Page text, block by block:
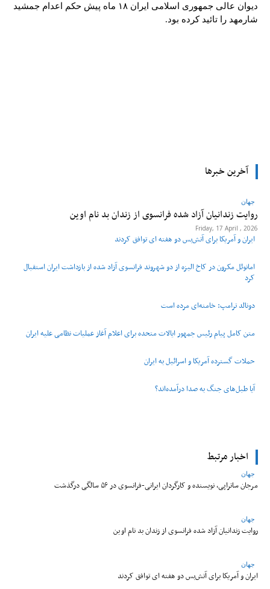
دیوان عالی جمهوری اسلامی ایران ۱۸ ماه پیش حکم اعدام جمشید
شارمهد را تائید کرده بود.
آخرین خبرها
جهان
روایت زندانیان آزاد شده فرانسوی از زندان ‌بد نام اوین
Friday, 17 April , 2026
ایران و آمریکا برای آتش‌بس دو هفته‌ ای توافق کردند
امانوئل مکرون در کاخ الیزه از دو شهروند فرانسوی آزاد شده از بازداشت ایران استقبال
کرد
دونالد ترامپ: خامنه‌ای مرده است
متن کامل پیام رئیس جمهور ایالات متحده برای اعلام آغاز عملیات نظامی علیه ایران
حملات گسترده آمریکا و اسرائیل به ایران
آیا طبل‌های جنگ به صدا درآمده‌اند؟
اخبار مرتبط
جهان
مرجان ساتراپی، نویسنده و کارگردان ایرانی-فرانسوی در ۵۶ سالگی درگذشت
جهان
روایت زندانیان آزاد شده فرانسوی از زندان ‌بد نام اوین
جهان
ایران و آمریکا برای آتش‌بس دو هفته‌ ای توافق کردند